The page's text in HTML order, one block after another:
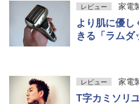
レビュー 家電
より肌に優し
きる「ラムダ
レビュー 家電
T字カミソリ